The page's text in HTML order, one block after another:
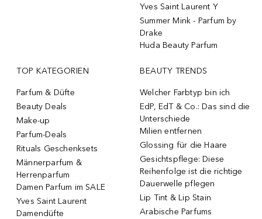
Yves Saint Laurent Y
Summer Mink - Parfum by
Drake
Huda Beauty Parfum
TOP KATEGORIEN
Parfum & Düfte
Beauty Deals
Make-up
Parfum-Deals
Rituals Geschenksets
Männerparfum &
Herrenparfum
Damen Parfum im SALE
Yves Saint Laurent
Damendüfte
BEAUTY TRENDS
Welcher Farbtyp bin ich
EdP, EdT & Co.: Das sind die
Unterschiede
Milien entfernen
Glossing für die Haare
Gesichtspflege: Diese
Reihenfolge ist die richtige
Dauerwelle pflegen
Lip Tint & Lip Stain
Arabische Parfums